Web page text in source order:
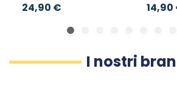
24,90 €
della
14,90
I nostri